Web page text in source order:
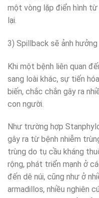
một vòng lặp điển hình
lại.
3) Spillback sẽ ảnh
Khi một bệnh liên quan
sang loài khác, sự tiến
biến, chắc chắn gây ra
con người.
Như trường hợp
gây ra từ bệnh nhiễm
trùng do tụ cầu kháng
rộng, phát triển mạnh ở
đến dê núi, cũng như ở
armadillos, nhiều nghiên